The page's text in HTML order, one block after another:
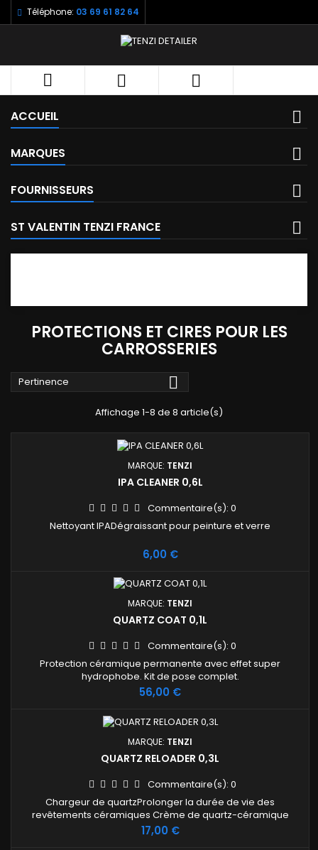
Téléphone: 03 69 61 82 64
  
ACCUEIL
MARQUES
FOURNISSEURS
ST VALENTIN TENZI FRANCE
PROTECTIONS ET CIRES POUR LES
CARROSSERIES
Pertinence 
Affichage 1-8 de 8 article(s)
MARQUE: TENZI
IPA CLEANER 0,6L
Commentaire(s): 0
Nettoyant IPADégraissant pour peinture et verre
Prix
6,00 €
MARQUE: TENZI
QUARTZ COAT 0,1L
Commentaire(s): 0
Protection céramique permanente avec effet super
hydrophobe. Kit de pose complet.
Prix
56,00 €
MARQUE: TENZI
QUARTZ RELOADER 0,3L
Commentaire(s): 0
Chargeur de quartzProlonger la durée de vie des
revêtements céramiques Crème de quartz-céramique
innovante. Rend la surface glissante et fortement
hydrophobe.
Prix
17,00 €